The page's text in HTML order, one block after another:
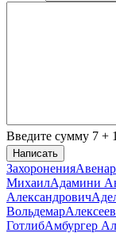
Введите сумму 7 + 1
Написать
Захоронения
МихаилАдамини
Александрович
Вольдемар
ГотлибАмбургер